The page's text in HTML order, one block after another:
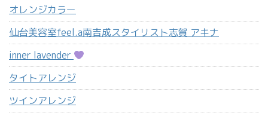
オレンジカラー
仙台美容室feel.a南吉成スタイリスト志賀 アキナ
inner lavender
タイトアレンジ
ツインアレンジ